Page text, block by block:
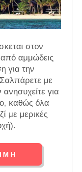
στον
αμμώδεις
για την
με
ανησυχείτε για
καθώς όλα
με μερικές